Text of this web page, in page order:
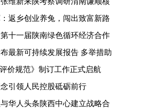
返乡创业养兔，闯出致富新路
十一届陕南绿色循环经济合作
最新可持续发展报告 多举措助
评价规范》制订工作正式启航
引领人民控股砥砺前行
华人头条陕西中心建立战略合